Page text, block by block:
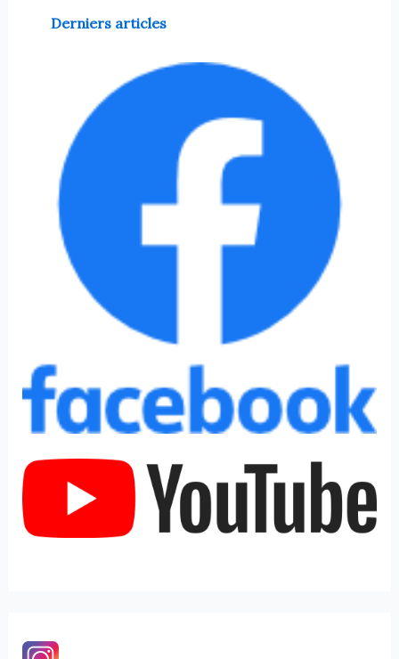
Derniers articles